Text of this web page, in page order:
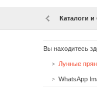
Каталоги
Вы находитесь
Лунные
WhatsApp